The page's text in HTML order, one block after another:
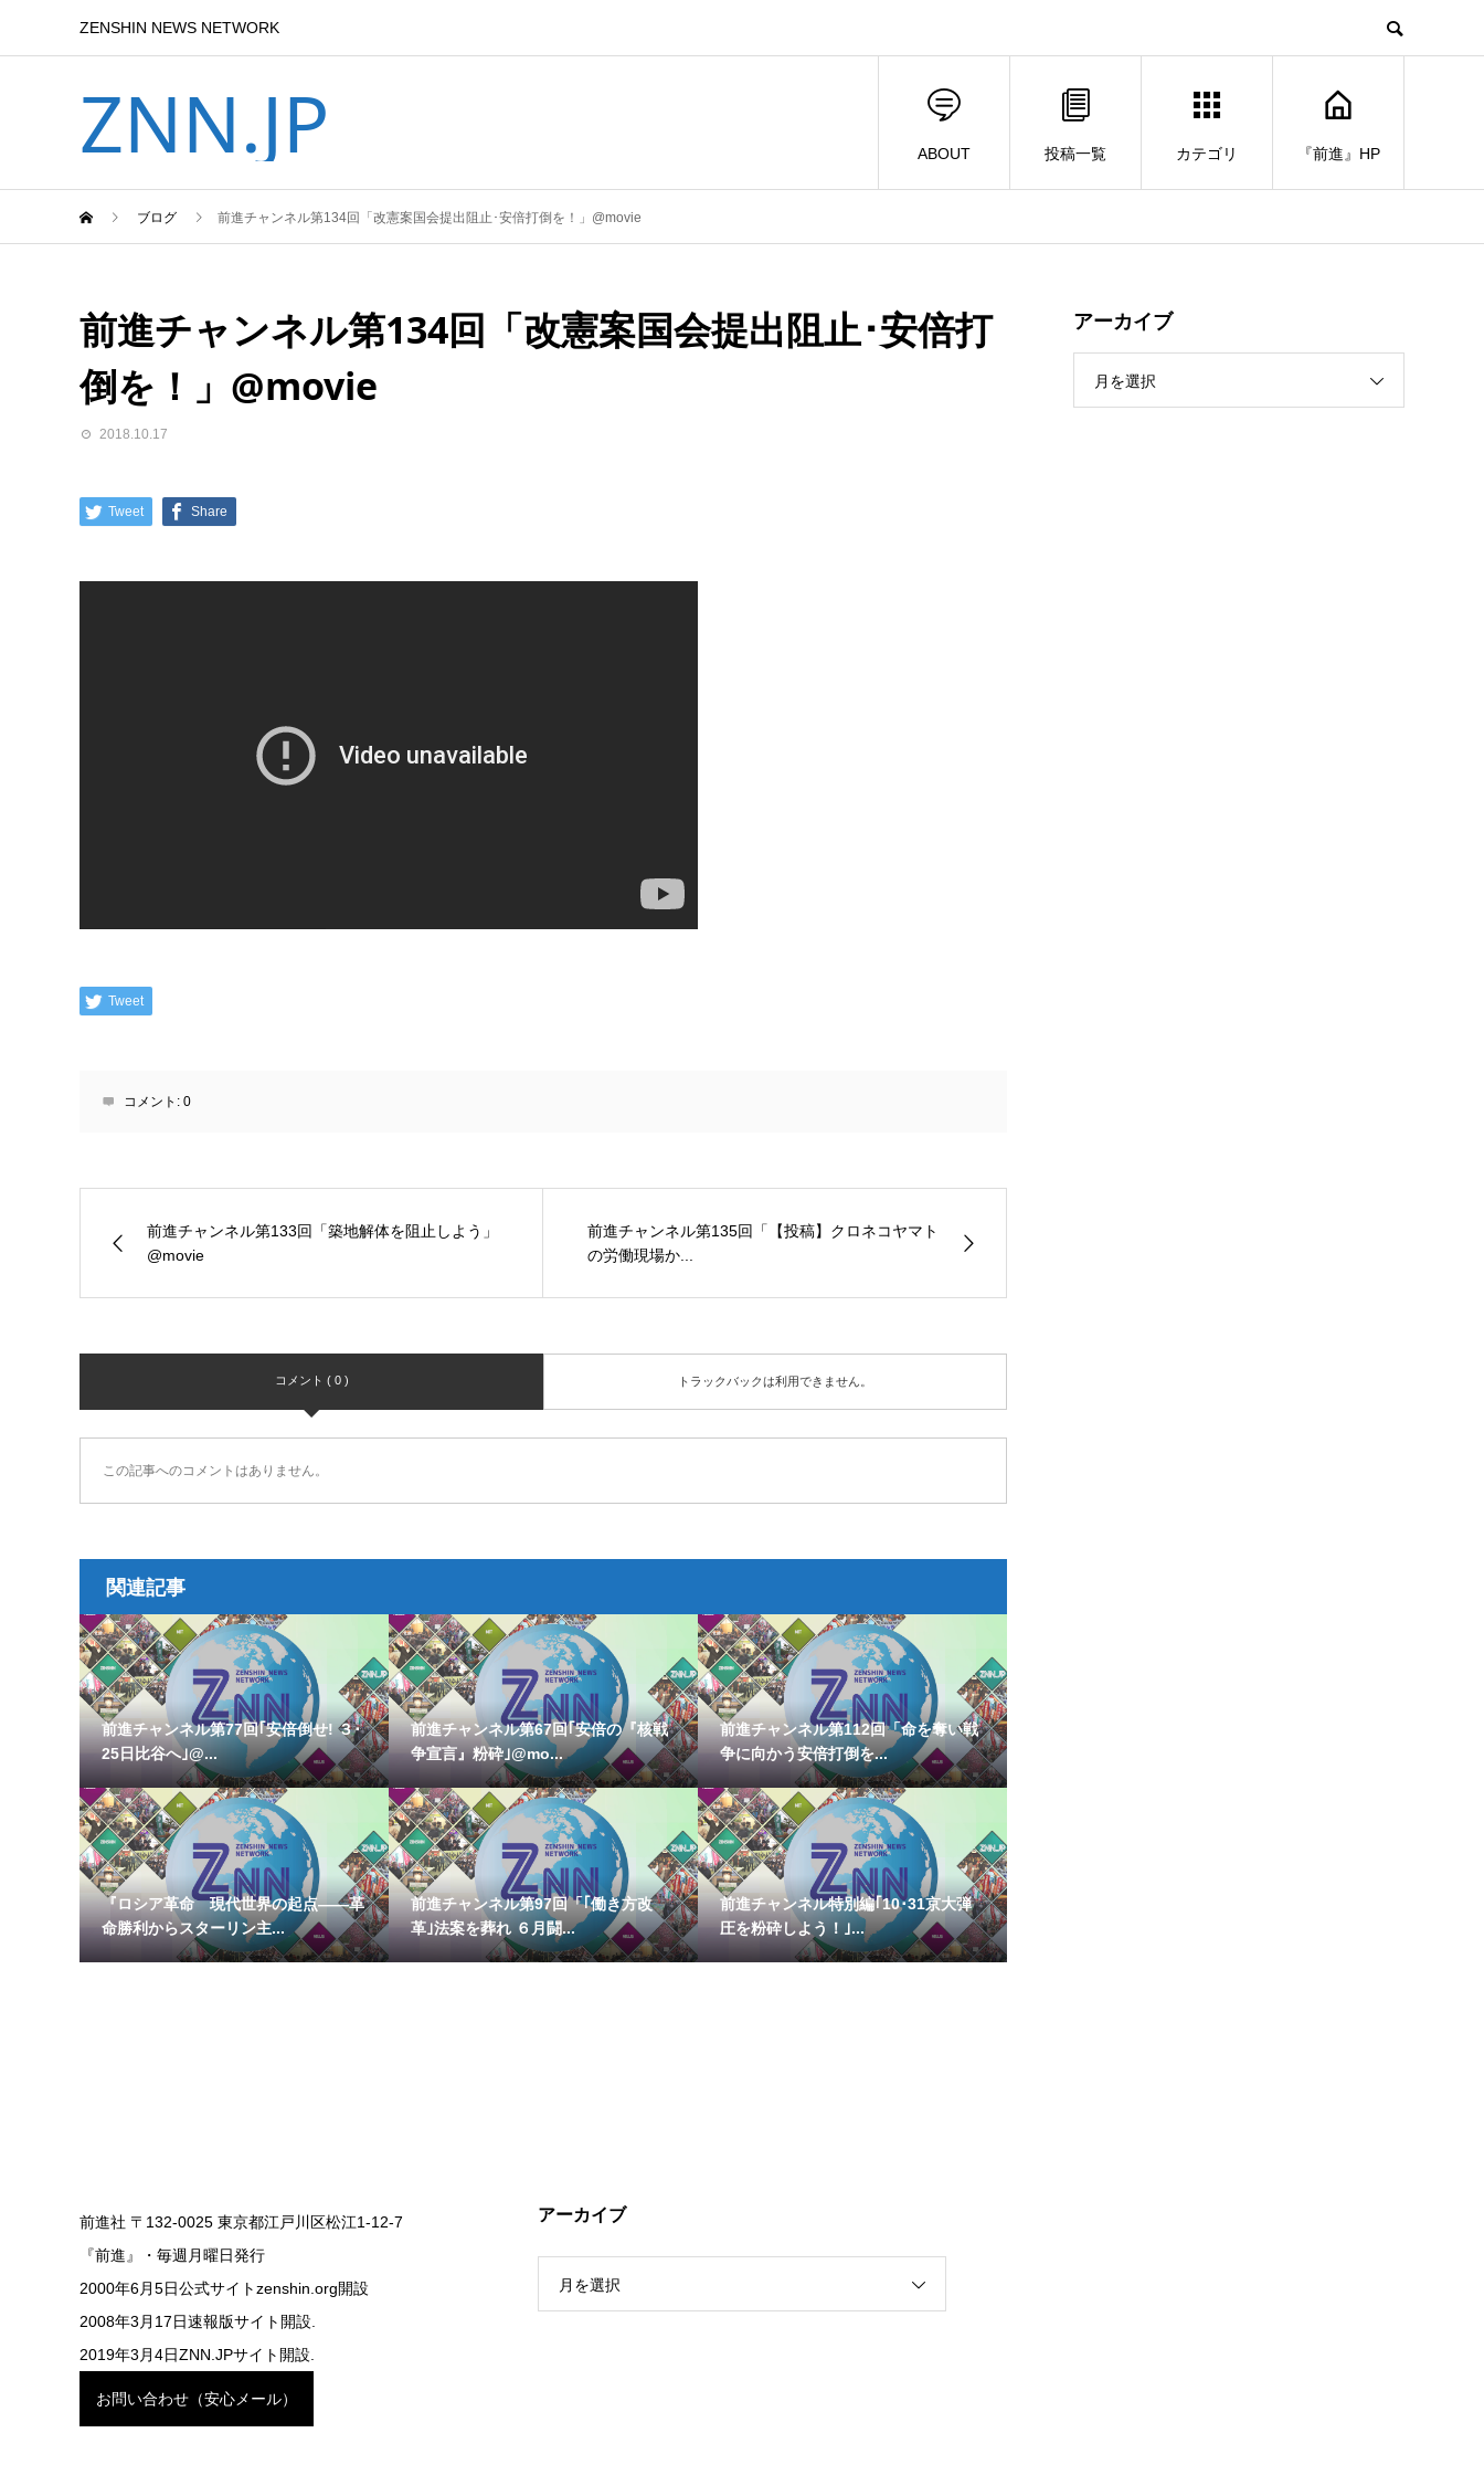
ZENSHIN NEWS NETWORK
ZNN.JP ABOUT 投稿一覧 カテゴリ 『前進』HP
ブログ 前進チャンネル第134回「改憲案国会提出阻止･安倍打倒を！」@movie
前進チャンネル第134回「改憲案国会提出阻止･安倍打
倒を！」@movie
2018.10.17
Tweet Share
Tweet
コメント: 0
前進チャンネル第133回「築地解体を阻止しよう」
@movie
前進チャンネル第135回「【投稿】クロネコヤマト
の労働現場か...
コメント ( 0 ) トラックバックは利用できません。
この記事へのコメントはありません。
関連記事
前進チャンネル第77回｢安倍倒せ! ３･
25日比谷へ｣@...
前進チャンネル第67回｢安倍の『核戦
争宣言』粉砕｣@mo...
前進チャンネル第112回「命を奪い戦
争に向かう安倍打倒を...
『ロシア革命 現代世界の起点――革
命勝利からスターリン主...
前進チャンネル第97回「｢働き方改
革｣法案を葬れ ６月闘...
前進チャンネル特別編｢10･31京大弾
圧を粉砕しよう！｣...
アーカイブ
月を選択
前進社 〒132-0025 東京都江戸川区松江1-12-7
『前進』・毎週月曜日発行
2000年6月5日公式サイトzenshin.org開設
2008年3月17日速報版サイト開設.
2019年3月4日ZNN.JPサイト開設.
お問い合わせ（安心メール）
アーカイブ
月を選択